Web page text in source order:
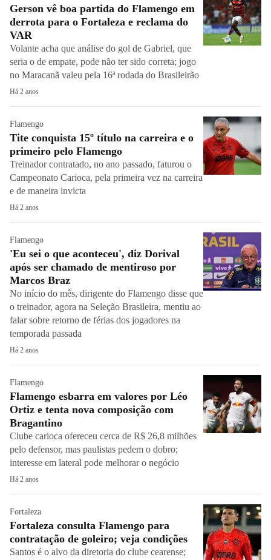
Gerson vê boa partida do Flamengo em
derrota para o Fortaleza e reclama do
VAR
Volante acha que análise do gol de Gabriel, que
seria o de empate, pode não ter sido correta; jogo
no Maracanã valeu pela 16ª rodada do Brasileirão
Há 2 anos
Flamengo
Tite conquista 15º título na carreira e o
primeiro pelo Flamengo
Treinador contratado, no ano passado, faturou o
Campeonato Carioca, pela primeira vez na carreira
e de maneira invicta
Há 2 anos
Flamengo
'Eu sei o que aconteceu', diz Dorival
após ser chamado de mentiroso por
Marcos Braz
No início do mês, dirigente do Flamengo disse que
o treinador, agora na Seleção Brasileira, mentiu ao
falar sobre retorno de férias dos jogadores na
temporada passada
Há 2 anos
Flamengo
Flamengo esbarra em valores por Léo
Ortiz e tenta nova composição com
Bragantino
Clube carioca ofereceu cerca de R$ 26,8 milhões
pelo defensor, mas paulistas pedem o dobro;
interesse em lateral pode melhorar o negócio
Há 2 anos
Fortaleza
Fortaleza consulta Flamengo para
contratação de goleiro; veja condições
Santos é o alvo da diretoria do clube cearense;